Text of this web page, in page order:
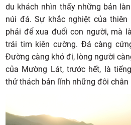
du khách nhìn thấy những bản
núi đá. Sự khắc nghiệt của
phải để xua đuổi con người, mà
trái tim kiên cường. Đá càng
Đường càng khó đi, lòng người
của Mường Lát, trước hết, là
thử thách bản lĩnh những đôi chân